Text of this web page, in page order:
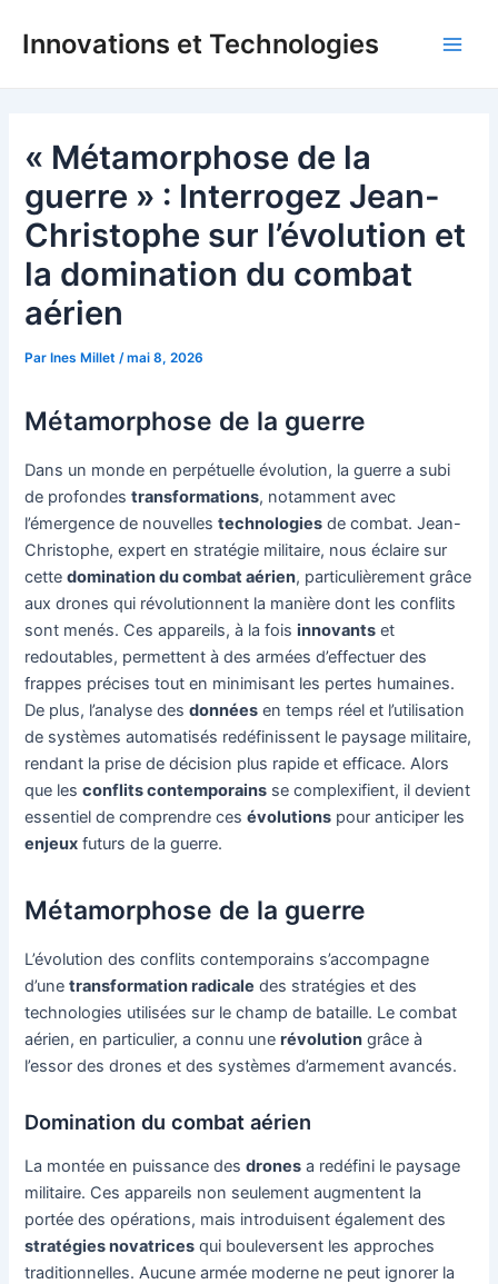
Innovations et Technologies
« Métamorphose de la
guerre » : Interrogez Jean-
Christophe sur l’évolution et
la domination du combat
aérien
ParInes Millet /mai 8, 2026
Métamorphose de la guerre
Dans un monde en perpétuelle évolution, la guerre a subi
de profondestransformations, notamment avec
l’émergence de nouvellestechnologies de combat. Jean-
Christophe, expert en stratégie militaire, nous éclaire sur
cettedomination du combat aérien, particulièrement grâce
aux drones qui révolutionnent la manière dont les conflits
sont menés. Ces appareils, à la foisinnovants et
redoutables, permettent à des armées d’effectuer des
frappes précises tout en minimisant les pertes humaines.
De plus, l’analyse desdonnées en temps réel et l’utilisation
de systèmes automatisés redéfinissent le paysage militaire,
rendant la prise de décision plus rapide et efficace. Alors
que lesconflits contemporains se complexifient, il devient
essentiel de comprendre cesévolutions pour anticiper les
enjeux futurs de la guerre.
Métamorphose de la guerre
L’évolution des conflits contemporains s’accompagne
d’unetransformation radicale des stratégies et des
technologies utilisées sur le champ de bataille. Le combat
aérien, en particulier, a connu unerévolution grâce à
l’essor des drones et des systèmes d’armement avancés.
Domination du combat aérien
La montée en puissance desdrones a redéfini le paysage
militaire. Ces appareils non seulement augmentent la
portée des opérations, mais introduisent également des
stratégies novatrices qui bouleversent les approches
traditionnelles. Aucune armée moderne ne peut ignorer la